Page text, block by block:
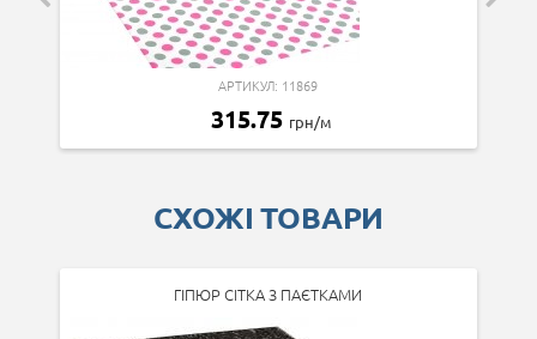
АРТИКУЛ: 11869
315.75 грн/м
СХОЖІ ТОВАРИ
ГІПЮР СІТКА З ПАЄТКАМИ